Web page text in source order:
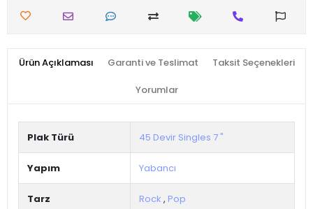
Ürün Açıklaması Garanti ve Teslimat Taksit Seçenekleri
Yorumlar
Plak Türü 45 Devir Singles 7 "
Yapım Yabancı
Tarz Rock , Pop